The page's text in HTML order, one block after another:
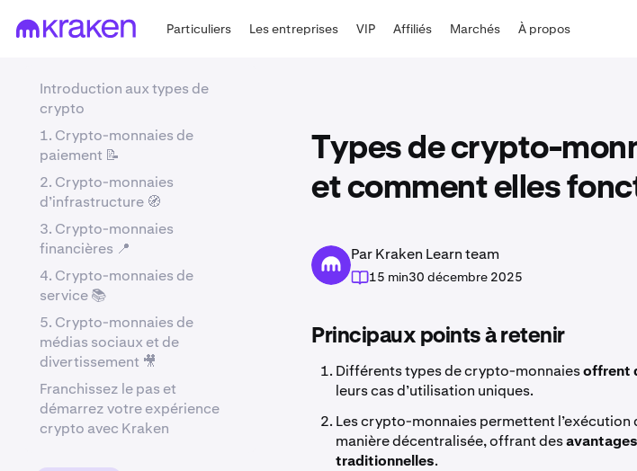
Particuliers Les entreprises VIP Affiliés Marchés À propos
Types de crypto-
et comment elles
Par Kraken Learn team
15 min30 décembre 2025
Principaux points à retenir
Différents types de crypto-monnaiesoffrent
leurs cas d’utilisation uniques.
Les crypto-monnaies permettent
manière décentralisée, offrant des
traditionnelles.
Introduction aux types de
crypto
1. Crypto-monnaies de
paiement 📝
2. Crypto-monnaies
d’infrastructure 🧭
3. Crypto-monnaies
financières 📍
4. Crypto-monnaies de
service 📚
5. Crypto-monnaies de
médias sociaux et de
divertissement 🎥
Franchissez le pas et
démarrez votre expérience
crypto avec Kraken